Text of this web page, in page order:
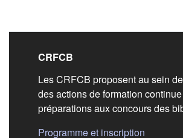
Liens de
CRFCB
Les CRFCB proposent au sein
des actions de formation
préparations aux concours des
Programme et inscription